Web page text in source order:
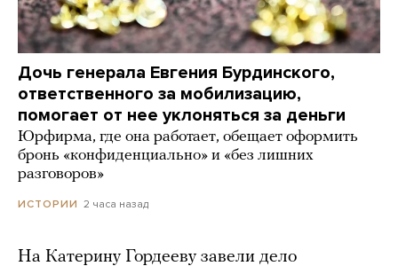
Дочь генерала Евгения Бурдинского,
ответственного за мобилизацию,
помогает от нее уклоняться за деньги
Юрфирма, где она работает, обещает оформить
бронь «конфиденциально» и «без лишних
разговоров»
ИСТОРИИ 2 часа назад
На Катерину Гордееву завели дело